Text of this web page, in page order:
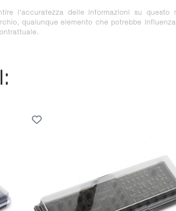
l'accuratezza delle informazioni su
qualunque elemento che potrebbe